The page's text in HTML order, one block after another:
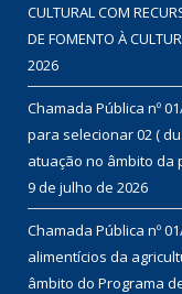
CULTURAL COM
DE FOMENTO À
2026
Chamada Pública nº
para selecionar 02 (
atuação no âmbito da
9 de julho de 2026
Chamada Pública nº
alimentícios da
âmbito do Programa